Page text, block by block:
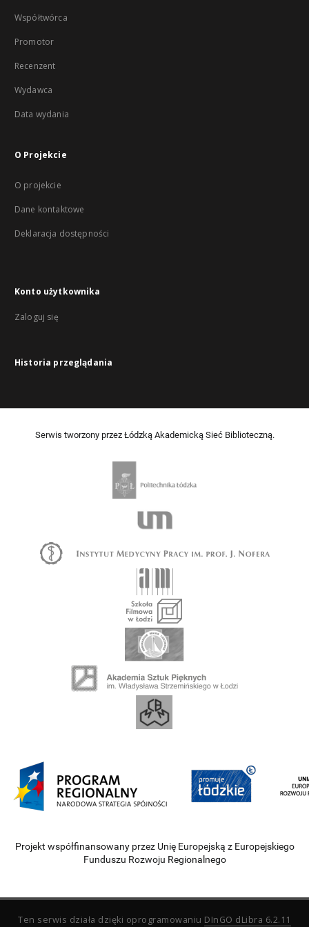
Współtwórca
Promotor
Recenzent
Wydawca
Data wydania
O Projekcie
O projekcie
Dane kontaktowe
Deklaracja dostępności
Konto użytkownika
Zaloguj się
Historia przeglądania
Serwis tworzony przez Łódzką Akademicką Sieć Biblioteczną.
Projekt współfinansowany przez Unię Europejską z Europejskiego
Funduszu Rozwoju Regionalnego
Ten serwis działa dzięki oprogramowaniu DInGO dLibra 6.2.11